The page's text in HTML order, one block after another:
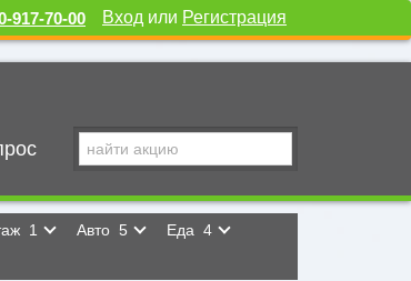
Вход или Регистрация
917-70-00
1 Авто 5 Еда 4